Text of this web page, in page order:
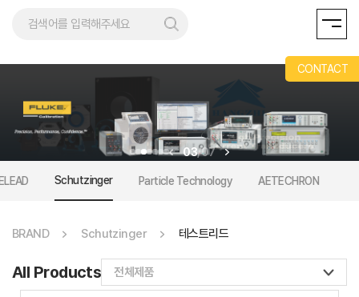
03/07
Schutzinger Particle Technology AETECHRON
BRAND Schutzinger 테스트리드
All Products 전체제품
CONTACT